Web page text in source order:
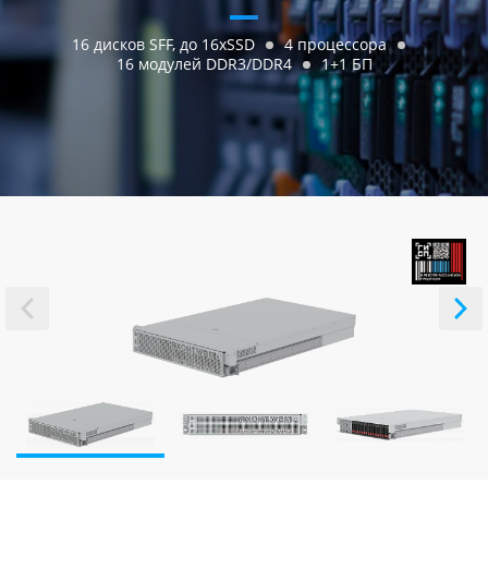
16 дисков SFF, до 16xSSD
4 процессора
16 модулей DDR3/DDR4
1+1 БП